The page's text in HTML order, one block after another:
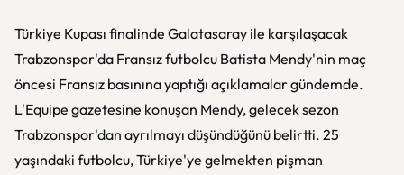
Türkiye Kupası finalinde Galatasaray ile karşılaşacak
Trabzonspor'da Fransız futbolcu Batista Mendy'nin maç
öncesi Fransız basınına yaptığı açıklamalar gündemde.
L'Equipe gazetesine konuşan Mendy, gelecek sezon
Trabzonspor'dan ayrılmayı düşündüğünü belirtti. 25
yaşındaki futbolcu, Türkiye'ye gelmekten pişman